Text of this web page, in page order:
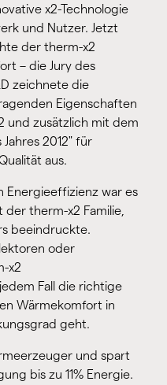
x2-Technologie
und Nutzer. Jetzt
der therm-x2
– die Jury des
zeichnete die
Eigenschaften
und zusätzlich mit dem
2012" für
aus.
Energieeffizienz war es
therm-x2 Familie,
beeindruckte.
oder
x2
Fall die richtige
Wärmekomfort in
geht.
und spart
bis zu 11% Energie.